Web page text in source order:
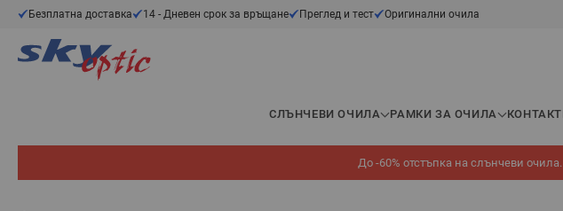
Прескачане към съдържанието
Безплатна доставка 14 - Дневен срок за връщане Преглед и тест Оригинални очила
СЛЪНЧЕВИ ОЧИЛА РАМКИ ЗА ОЧИЛА
До -60% отстъпка на слънчеви